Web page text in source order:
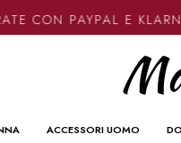
CON PAYPAL E
ACCESSORI UOMO